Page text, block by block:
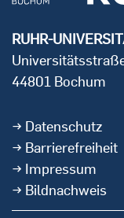
RUHR-
44801 Bochum
Datenschutz
Barrierefreiheit
Impressum
Bildnachweis